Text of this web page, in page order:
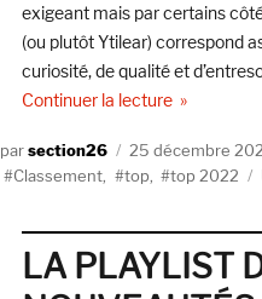
exigeant mais par certains
(ou plutôt Ytilear) correspond
curiosité, de qualité et
Continuer la lecturede « Le
Auteursection26
Publié
le
25 décembre
Classement
top top 2022
LA PLAYLIST